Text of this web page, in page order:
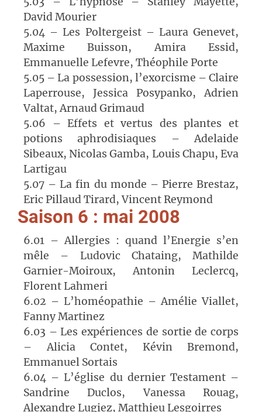
David Mourier
5.04 – Les Poltergeist – Laura Genevet,
Maxime Buisson, Amira Essid,
Emmanuelle Lefevre, Théophile Porte
5.05 – La possession, l’exorcisme – Claire
Laperrouse, Jessica Posypanko, Adrien
Valtat, Arnaud Grimaud
5.06 – Effets et vertus des plantes et
potions aphrodisiaques – Adelaide
Sibeaux, Nicolas Gamba, Louis Chapu, Eva
Lartigau
5.07 – La fin du monde – Pierre Brestaz,
Eric Pillaud Tirard, Vincent Reymond
Saison 6 : mai 2008
6.01 – Allergies : quand l’Energie s’en
mêle – Ludovic Chataing, Mathilde
Garnier-Moiroux, Antonin Leclercq,
Florent Lahmeri
6.02 – L’homéopathie – Amélie Viallet,
Fanny Martinez
6.03 – Les expériences de sortie de corps
– Alicia Contet, Kévin Bremond,
Emmanuel Sortais
6.04 – L’église du dernier Testament –
Sandrine Duclos, Vanessa Rouag,
Alexandre Lugiez, Matthieu Lesgoirres